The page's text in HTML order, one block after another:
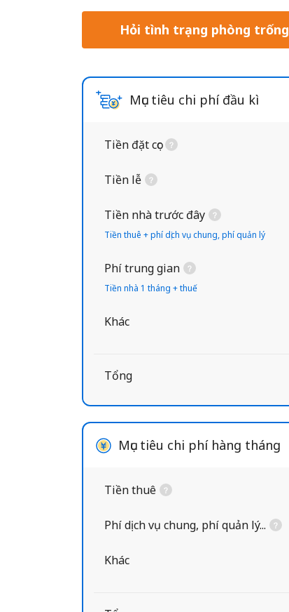
Hỏi tình trạng phòng trống
Mục tiêu chi phí đầu kì
Tiền đặt cọc
Tiền lễ
Tiền nhà trước đây
Tiền thuê + phí dịch vụ chung, phí quản lý
Phí trung gian
Tiền nhà 1 tháng + thuế
Khác
Tổng
Mục tiêu chi phí hàng tháng
Tiền thuê
Phí dịch vụ chung, phí quản lý...
Khác